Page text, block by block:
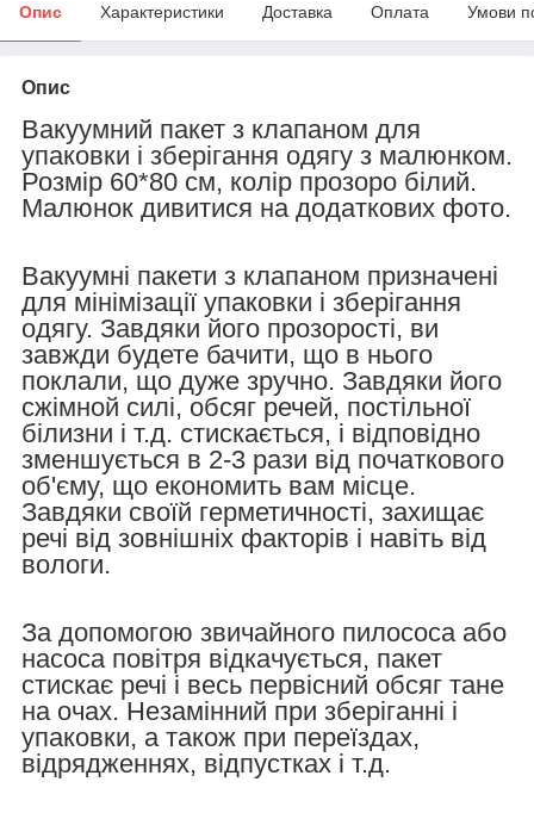
Опис Характеристики Доставка Оплата Умови
Опис
Вакуумний пакет з клапаном для
упаковки і зберігання одягу з малюнком.
Розмір 60*80 см, колір прозоро білий.
Малюнок дивитися на додаткових фото.
Вакуумні пакети з клапаном призначені
для мінімізації упаковки і зберігання
одягу. Завдяки його прозорості, ви
завжди будете бачити, що в нього
поклали, що дуже зручно. Завдяки його
сжімной силі, обсяг речей, постільної
білизни і т.д. стискається, і відповідно
зменшується в 2-3 рази від початкового
об'єму, що економить вам місце.
Завдяки своїй герметичності, захищає
речі від зовнішніх факторів і навіть від
вологи.
За допомогою звичайного пилососа або
насоса повітря відкачується, пакет
стискає речі і весь первісний обсяг тане
на очах. Незамінний при зберіганні і
упаковки, а також при переїздах,
відрядженнях, відпустках і т.д.